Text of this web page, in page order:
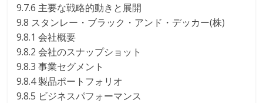
9.7.6 主要な戦略的動きと展開
9.8 スタンレー・ブラック・アンド・デッカー(株)
9.8.1 会社概要
9.8.2 会社のスナップショット
9.8.3 事業セグメント
9.8.4 製品ポートフォリオ
9.8.5 ビジネスパフォーマンス